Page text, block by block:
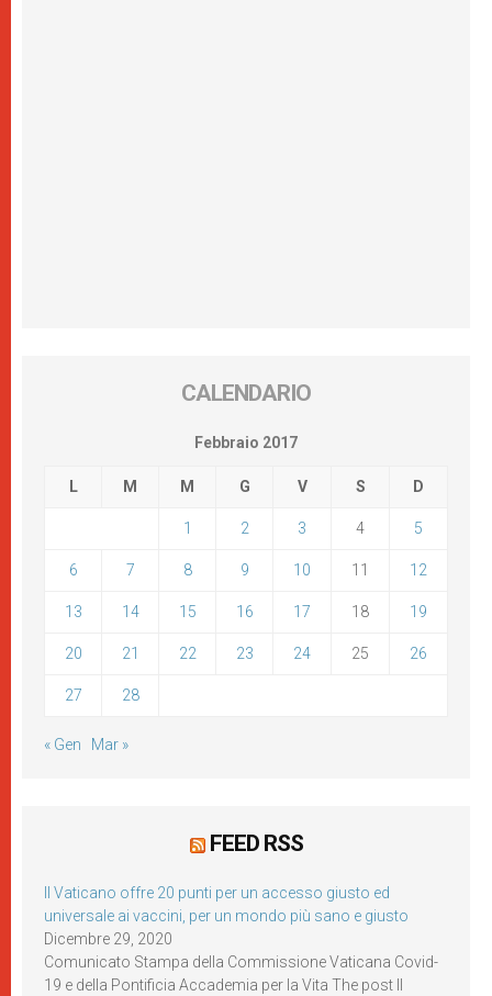
CALENDARIO
Febbraio 2017
L M M G V S D
1 2 3 4 5
6 7 8 9 10 11 12
13 14 15 16 17 18 19
20 21 22 23 24 25 26
27 28
« Gen Mar »
FEED RSS
Il Vaticano offre 20 punti per un accesso giusto ed
universale ai vaccini, per un mondo più sano e giusto
Dicembre 29, 2020
Comunicato Stampa della Commissione Vaticana Covid-
19 e della Pontificia Accademia per la Vita The post Il